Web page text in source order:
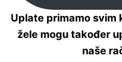
Uplate primamo svim
žele mogu također
naše